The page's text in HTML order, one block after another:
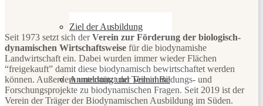
Ziel der Ausbildung
Anmeldung und Teilnahme
Seit 1973 setzt sich derVerein zur Förderung der biologisch-
dynamischen Wirtschaftsweise für die biodynamishe
Landwirtschaft ein. Dabei wurden immer wieder Flächen
“freigekauft” damit diese biodynamisch bewirtschaftet werden
können. Außerdem unterstützt der Verein Bildungs- und
Forschungsprojekte zu biodynamischen Fragen. Seit 2019 ist der
Verein der Träger der Biodynamischen Ausbildung im Süden.